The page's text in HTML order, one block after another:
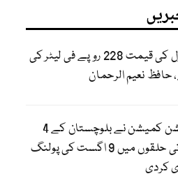
پیٹرول کی قیمت 228 روپے فی لیٹر کی
حافظ نعیم الرحمان
الیکشن کمیشن نے بلوچستان کے 4
بلدیاتی حلقوں میں 9 اگست کی پولنگ
کردی